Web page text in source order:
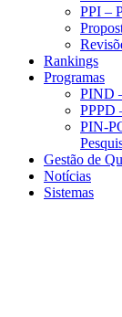
PPI –
Rankings
Programas
PIND
PPPD
PIN-
Gestão de
Notícias
Sistemas